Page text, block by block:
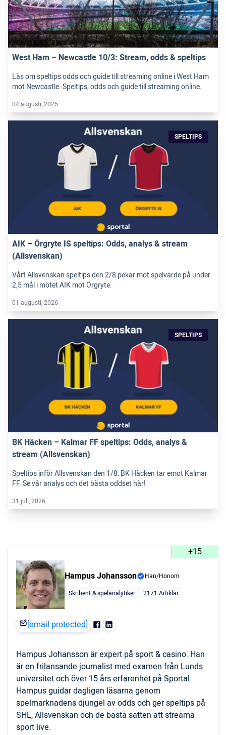
West Ham – Newcastle 10/3: Stream, odds & speltips
Läs om speltips odds och guide till streaming online i West Ham
mot Newcastle. Speltips, odds och guide till streaming online.
04 augusti, 2025
SPELTIPS
AIK – Örgryte IS speltips: Odds, analys & stream
(Allsvenskan)
Vårt Allsvenskan speltips den 2/8 pekar mot spelvärde på under
2,5 mål i mötet AIK mot Örgryte.
01 augusti, 2026
SPELTIPS
BK Häcken – Kalmar FF speltips: Odds, analys &
stream (Allsvenskan)
Speltips inför Allsvenskan den 1/8: BK Häcken tar emot Kalmar
FF. Se vår analys och det bästa oddset här!
31 juli, 2026
+15
Hampus Johansson
Han/Honom
Skribent & spelanalytiker
2171 Artiklar
[email protected]
Hampus Johansson är expert på sport & casino. Han
är en frilansande journalist med examen från Lunds
universitet och över 15 års erfarenhet på Sportal.
Hampus guidar dagligen läsarna genom
spelmarknadens djungel av odds och ger speltips på
SHL, Allsvenskan och de bästa sätten att streama
sport live.